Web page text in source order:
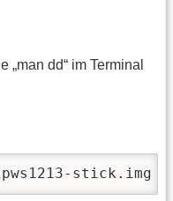
„man dd“ im Terminal
stick.img